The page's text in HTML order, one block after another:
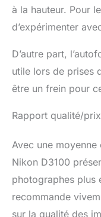
à la hauteur. Pour
d’expérimenter
D’autre part,
utile lors de prises
être un frein pour
Rapport qualité/
Avec une
Nikon D3100
photographes plus
recommande
sur la qualité des